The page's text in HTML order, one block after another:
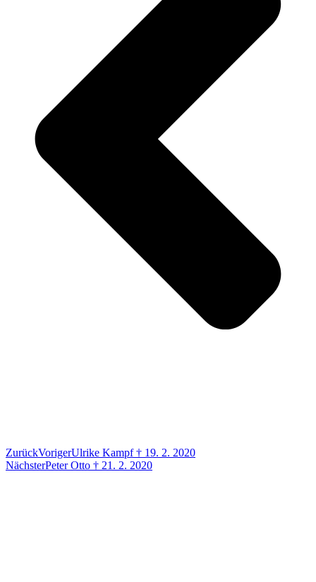
ZurückVorigerUlrike Kampf † 19. 2. 2020
NächsterPeter Otto † 21. 2. 2020